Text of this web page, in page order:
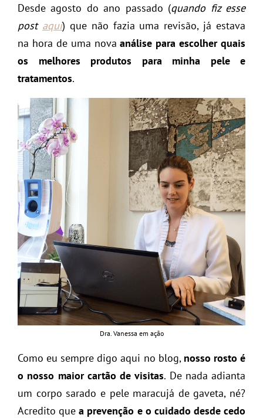
Desde agosto do ano passado (quando fiz esse
post aqui) que não fazia uma revisão, já estava
na hora de uma novaanálise para escolher quais
os melhores produtos para minha pele e
tratamentos.
Dra. Vanessa em ação
Como eu sempre digo aqui no blog, nosso rosto é
o nosso maior cartão de visitas. De nada adianta
um corpo sarado e pele maracujá de gaveta, né?
Acredito quea prevenção e o cuidado desde cedo